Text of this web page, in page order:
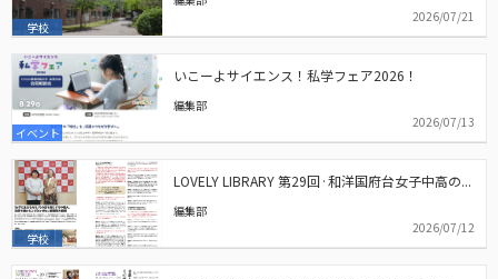
学校
2026/07/21
イベント
いこーよサイエンス！私学フェア2026！
編集部
2026/07/13
学校
LOVELY LIBRARY 第29回·和洋国府台女子中高の...
編集部
2026/07/12